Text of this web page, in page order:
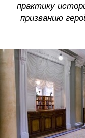
практику
призванию